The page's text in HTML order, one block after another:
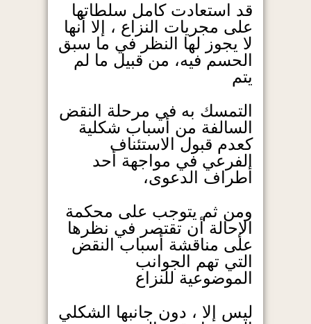
قد استعادت كامل سلطاتها
على مجريات النزاع ، إلا أنها
لا يجوز لها النظر في ما سبق
الحسم فيه، من قبيل ما لم
يتم
التمسك به في مرحلة النقض
السالفة من أسباب شكلية
كعدم قبول الاستئناف
الفرعي في مواجهة أحد
أطراف الدعوى،
ومن ثم يتوجب على محكمة
الإحالة أن تقتصر في نظرها
على مناقشة أسباب النقض
التي تهم الجوانب
الموضوعية للنزاع
ليس إلا ، دون جانبها الشكلي